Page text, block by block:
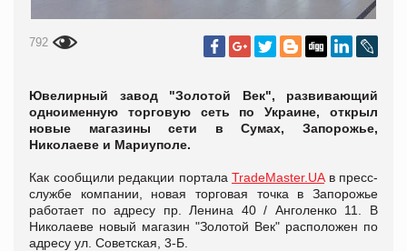
792
Ювелирный завод "Золотой Век", развивающий
одноименную торговую сеть по Украине, открыл
новые магазины сети в Сумах, Запорожье,
Николаеве и Мариуполе.
Как сообщили редакции портала TradeMaster.UAв пресс-
службе компании, новая торговая точка в Запорожье
работает по адресу пр. Ленина 40 / Анголенко 11. В
Николаеве новый магазин "Золотой Век" расположен по
адресу ул. Советская, 3-Б.